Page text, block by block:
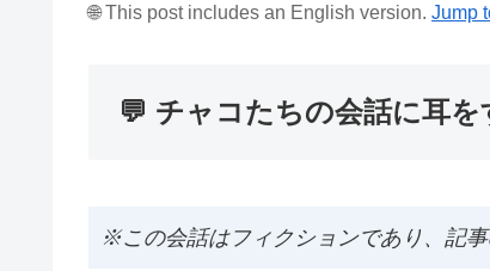
🌐 This post includes an English version. Jump
💬 チャコたちの会話に耳
※この会話はフィクションであり、記事